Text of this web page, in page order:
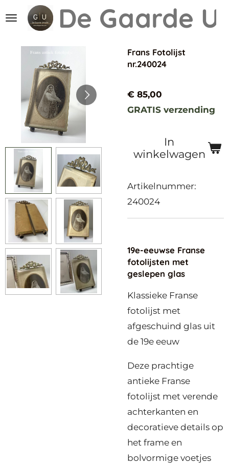
Ga
hoofdinhoud
De Gaarde
Frans Fotolijst
nr.240024
€ 85,00
GRATIS verzending
In
winkelwagen
Artikelnummer:
240024
19e-eeuwse Franse
fotolijsten met
geslepen glas
Klassieke Franse
fotolijst met
afgeschuind glas uit
de 19e eeuw
Deze prachtige
antieke Franse
fotolijst met verende
achterkanten en
decoratieve details op
het frame en
bolvormige voetjes